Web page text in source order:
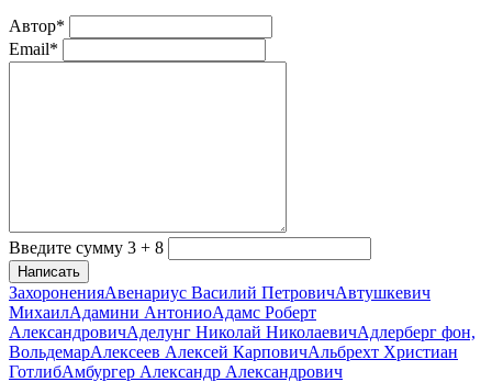
Автор*
Email*
Введите сумму 3 + 8
Написать
ЗахороненияАвенариус Василий ПетровичАвтушкевич
МихаилАдамини АнтониоАдамс Роберт
АлександровичАделунг Николай НиколаевичАдлерберг фон,
ВольдемарАлексеев Алексей КарповичАльбрехт Христиан
ГотлибАмбургер Александр Александрович